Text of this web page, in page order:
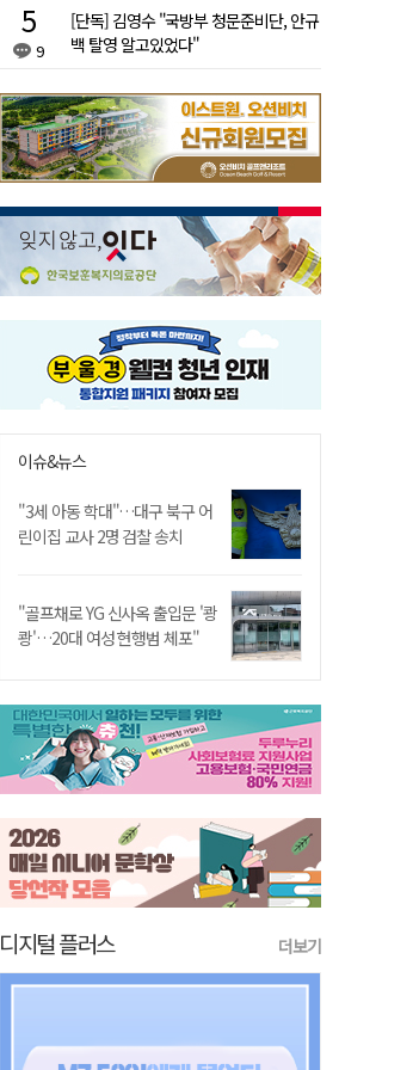
9
[단독] 김영수 "국방부 청문준비단, 안규
백 탈영 알고있었다"
이슈&뉴스
"3세 아동 학대"…대구 북구 어
린이집 교사 2명 검찰 송치
"골프채로 YG 신사옥 출입문 '쾅
쾅'…20대 여성 현행범 체포"
디지털 플러스 더보기